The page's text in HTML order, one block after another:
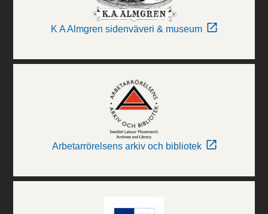
K A Almgren sidenväveri & museum
Arbetarrörelsens arkiv och bibliotek